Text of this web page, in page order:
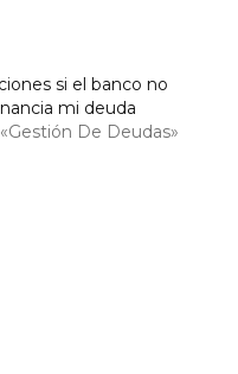
si el banco no
mi deuda
De Deudas»